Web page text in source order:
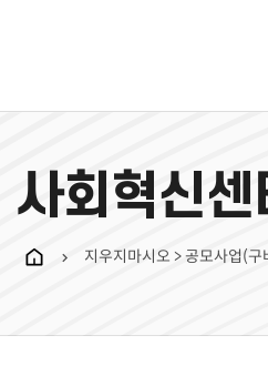
사회혁신
chevron_right 지우지마시오 > 공모사업(